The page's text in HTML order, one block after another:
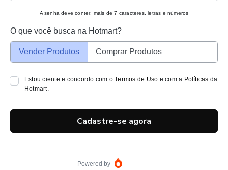
A senha deve conter: mais de 7 caracteres, letras e números
O que você busca na Hotmart?
Vender Produtos Comprar Produtos
Estou ciente e concordo com oTermos de Uso e com a Políticas da
Hotmart.
Cadastre-se agora
Powered by